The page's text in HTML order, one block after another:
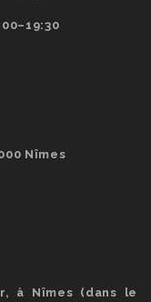
Nîmes
à Nîmes (dans le